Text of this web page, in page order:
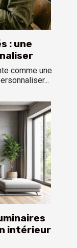
: une
comme une
intérieur